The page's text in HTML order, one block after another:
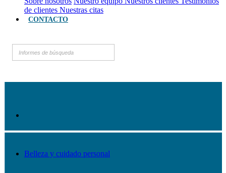
de clientes Nuestras citas
CONTACTO
Belleza y cuidado personal